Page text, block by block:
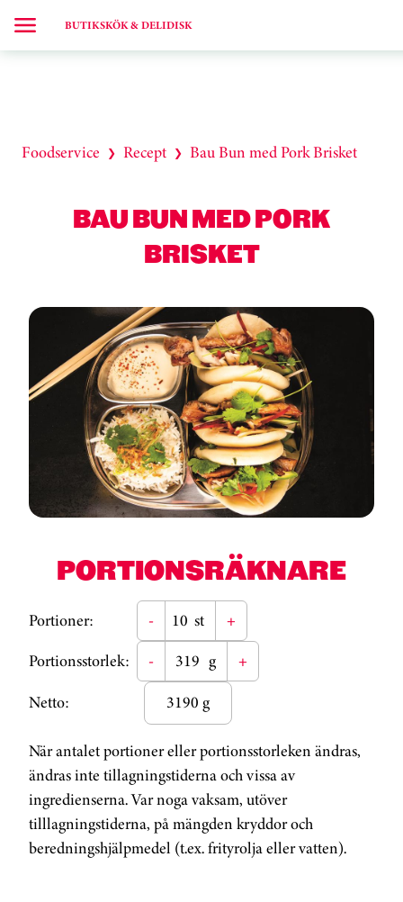
BUTIKSKÖK & DELIDISK
Foodservice ❯ Recept ❯ Bau Bun med Pork Brisket
BAU BUN MED PORK
BRISKET
PORTIONSRÄKNARE
Portioner: - st
+
Portionsstorlek:
- g
+
Netto:
3190 g
När antalet portioner eller portionsstorleken ändras,
ändras inte tillagningstiderna och vissa av
ingredienserna. Var noga vaksam, utöver
tilllagningstiderna, på mängden kryddor och
beredningshjälpmedel (t.ex. frityrolja eller vatten).